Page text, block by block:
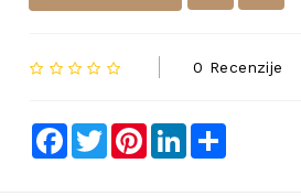
0 Recenzije
Facebook
TwitterPinterestLinkedIn